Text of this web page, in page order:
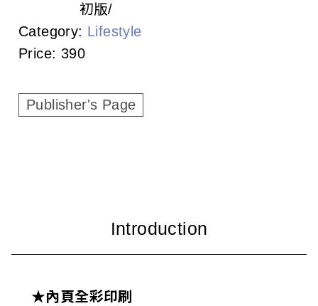
t
a
初版
Category: Lifestyle
Price: 390
Publisher's Page
★內頁全彩印刷